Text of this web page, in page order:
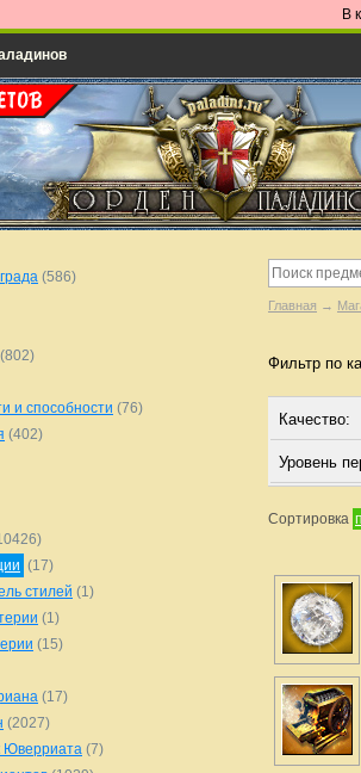
В
Главная →
Фильтр по
Качество:
Уровень
Сортировка
(586)
(802)
и способности (76)
(402)
(17)
стилей (1)
(1)
(15)
(17)
(2027)
Юверриата (7)